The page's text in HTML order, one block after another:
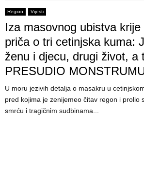
E
N
Region Vijesti
Iza masovnog ubistva
priča o tri cetinjska kuma:
ženu i djecu, drugi život, a
PRESUDIO
U moru jezivih detalja o masakru u
pred kojima je zenijemeo čitav regon i prolio
smrću i tragičnim sudbinama...